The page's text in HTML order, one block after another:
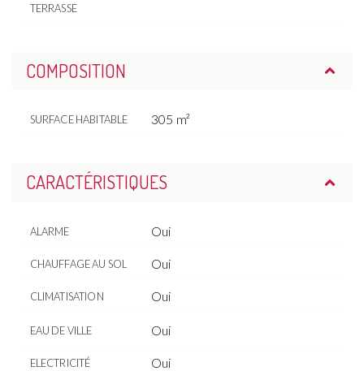
TERRASSE
COMPOSITION
SURFACE HABITABLE 305 m²
CARACTÉRISTIQUES
ALARME Oui
CHAUFFAGE AU SOL Oui
CLIMATISATION Oui
EAU DE VILLE Oui
ELECTRICITÉ Oui